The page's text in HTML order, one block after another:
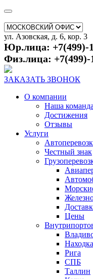
ул. Азовская, д. 6, кор. 3
Юр.лица: +7(499)-
Физ.лица: +7(499)-
ЗАКАЗАТЬ ЗВОНОК
О компании
Наша команда
Достижения
Отзывы
Услуги
Честный знак
Цены
Рига
СПБ
Таллин